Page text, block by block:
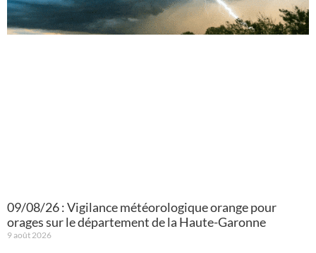
09/08/26 : Vigilance météorologique orange pour
orages sur le département de la Haute-Garonne
9 août 2026